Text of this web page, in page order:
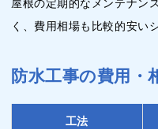
屋根の定期的なメンテナン
く、費用相場も比較的安い
防水工事の費用・
工法